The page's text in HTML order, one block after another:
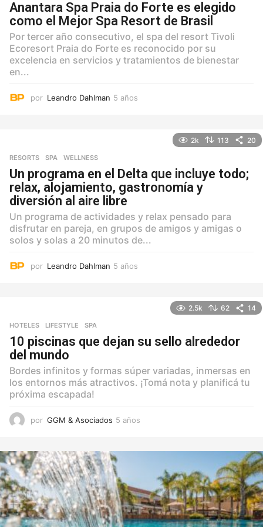
Anantara Spa Praia do Forte es elegido
como el Mejor Spa Resort de Brasil
Por tercer año consecutivo, el spa del resort Tivoli
Ecoresort Praia do Forte es reconocido por su
excelencia en servicios y tratamientos de bienestar
en...
por Leandro Dahlman 5 años
2k 113 20
RESORTS ,SPA ,WELLNESS
Un programa en el Delta que incluye todo;
relax, alojamiento, gastronomía y
diversión al aire libre
Un programa de actividades y relax pensado para
disfrutar en pareja, en grupos de amigos y amigas o
solos y solas a 20 minutos de...
por Leandro Dahlman 5 años
2.5k 62 14
HOTELES ,LIFESTYLE ,SPA
10 piscinas que dejan su sello alrededor
del mundo
Bordes infinitos y formas súper variadas, inmersas en
los entornos más atractivos. ¡Tomá nota y planificá tu
próxima escapada!
por GGM & Asociados 5 años
o